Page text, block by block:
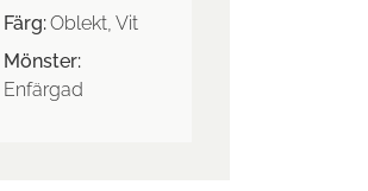
Färg:Oblekt, Vit
Mönster:
Enfärgad